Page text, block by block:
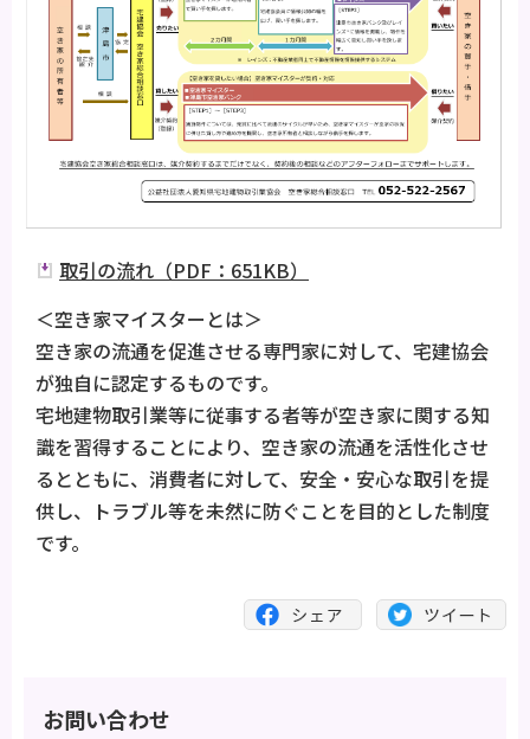
取引の流れ（PDF：651KB）
＜空き家マイスターとは＞
空き家の流通を促進させる専門家に対して、宅建協会
が独自に認定するものです。
宅地建物取引業等に従事する者等が空き家に関する知
識を習得することにより、空き家の流通を活性化させ
るとともに、消費者に対して、安全・安心な取引を提
供し、トラブル等を未然に防ぐことを目的とした制度
です。
お問い合わせ